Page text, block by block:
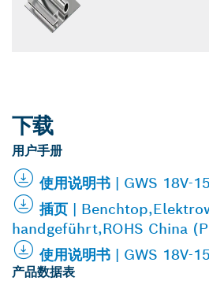
下载
用户手册
使用说明书 | GWS 18V-
插页 |
handgeführt,ROHS China
使用说明书 | GWS 18V-
产品数据表